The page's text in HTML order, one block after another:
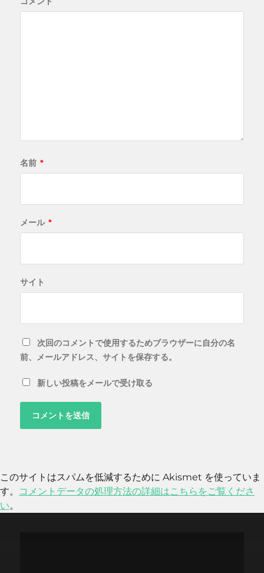
名前 *
メール *
サイト
次回のコメントで使用するためブラウザーに自分の名
前、メールアドレス、サイトを保存する。
新しい投稿をメールで受け取る
このサイトはスパムを低減するために Akismet を使っていま
す。
コメントデータの処理方法の詳細はこちらをご覧くださ
い。